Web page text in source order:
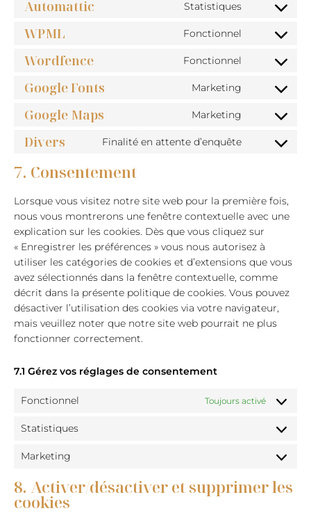
filebird
Automattic Statistiques
Consent
automattic
WPML Fonctionnel
Consent
wpml
Wordfence Fonctionnel
Consent
wordfence
Google Fonts Marketing
Consent
google-
Google Maps Marketing
Consent
Divers Finalité en attente d’enquête
Consent
divers
7. Consentement
Lorsque vous visitez notre site web pour la première fois,
nous vous montrerons une fenêtre contextuelle avec une
explication sur les cookies. Dès que vous cliquez sur
« Enregistrer les préférences » vous nous autorisez à
utiliser les catégories de cookies et d’extensions que vous
avez sélectionnés dans la fenêtre contextuelle, comme
décrit dans la présente politique de cookies. Vous pouvez
désactiver l’utilisation des cookies via votre navigateur,
mais veuillez noter que notre site web pourrait ne plus
fonctionner correctement.
7.1 Gérez vos réglages de consentement
Fonctionnel Toujours activé
Statistiques
Marketing
8. Activer/désactiver et supprimer les
cookies